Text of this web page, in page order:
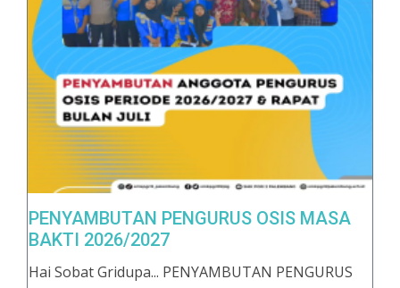
PENYAMBUTAN PENGURUS OSIS MASA
BAKTI 2026/2027
Hai Sobat Gridupa... PENYAMBUTAN PENGURUS